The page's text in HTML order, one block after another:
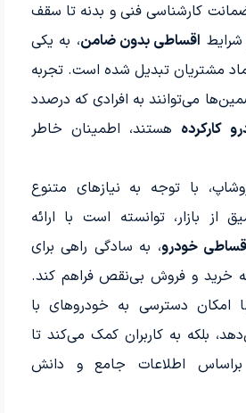
ضمانت کارشناسی فنی و بدنه تا سقف
اقساطی بدون ضامن، به یکی
مشتریان تبدیل شده است. تجربه
می‌توانند به افرادی که درصدد
کارکرده هستند، اطمینان خاطر
با توجه به نیازهای متنوع
از بازار، توانسته است با ارائه
خودرو، به سادگی راهی برای
خرید و فروش بی‌نقص فراهم کند.
امکان دسترسی به خودروهای با
بلکه به کاربران کمک می‌کند تا
اطلاعات جامع و دانش